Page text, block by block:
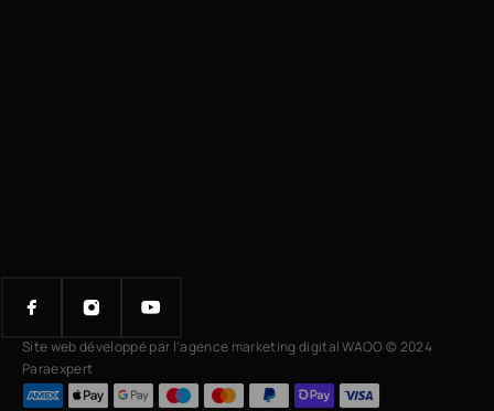
Site web développé par l’agence marketing digital WAOO © 2024
Paraexpert